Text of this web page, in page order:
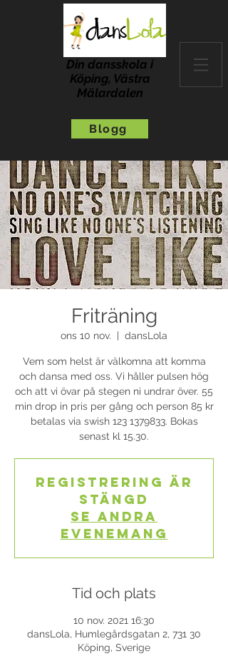
Din dansskola i
Köping, Västra
Mälardalen
Blogg
Friträning
ons 10 nov. dansLola
Vem som helst är välkomna att komma
och dansa med oss. Vi håller pulsen hög
och att vi övar på stegen ni undrar över. 55
min drop in pris per gång och person 85 kr
betalas via swish 123 1379833. Bokas
senast kl 15.30.
Registrering är
stängd
Se andra
evenemang
Tid och plats
10 nov. 2021 16:30
dansLola, Humlegårdsgatan 2, 731 30
Köping, Sverige